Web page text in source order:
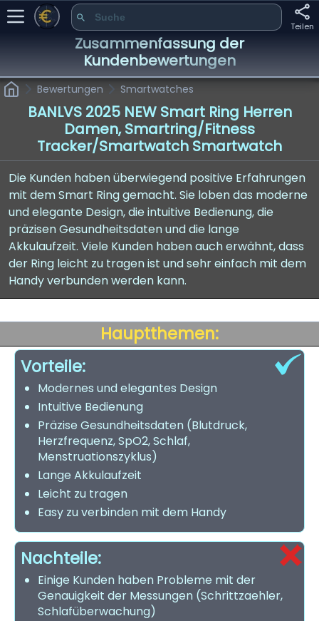
Teilen
Zusammenfassung der
Kundenbewertungen
Bewertungen Smartwatches
BANLVS 2025 NEW Smart Ring Herren
Damen, Smartring/Fitness
Tracker/Smartwatch Smartwatch
Die Kunden haben überwiegend positive Erfahrungen
mit dem Smart Ring gemacht. Sie loben das moderne
und elegante Design, die intuitive Bedienung, die
präzisen Gesundheitsdaten und die lange
Akkulaufzeit. Viele Kunden haben auch erwähnt, dass
der Ring leicht zu tragen ist und sehr einfach mit dem
Handy verbunden werden kann.
Hauptthemen:
Vorteile:
Modernes und elegantes Design
Intuitive Bedienung
Präzise Gesundheitsdaten (Blutdruck,
Herzfrequenz, SpO2, Schlaf,
Menstruationszyklus)
Lange Akkulaufzeit
Leicht zu tragen
Easy zu verbinden mit dem Handy
Nachteile:
Einige Kunden haben Probleme mit der
Genauigkeit der Messungen (Schrittzaehler,
Schlafüberwachung)